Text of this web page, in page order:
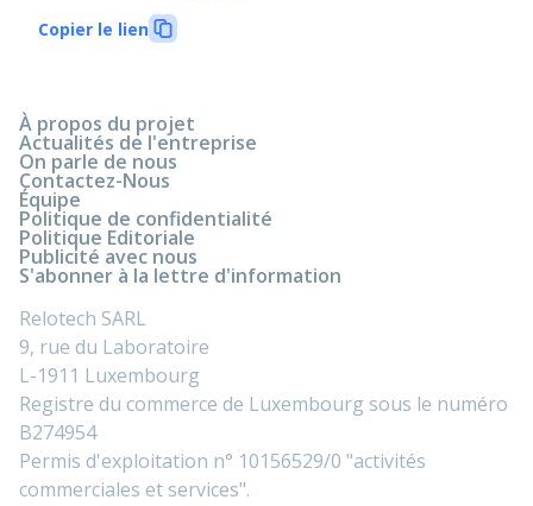
Copier le lien
À propos du projet
Actualités de l'entreprise
On parle de nous
Contactez-Nous
Équipe
Politique de confidentialité
Politique Editoriale
Publicité avec nous
S'abonner à la lettre d'information
Relotech SARL
9, rue du Laboratoire
L-1911 Luxembourg
Registre du commerce de Luxembourg sous le numéro
B274954
Permis d'exploitation n° 10156529/0 "activités
commerciales et services".